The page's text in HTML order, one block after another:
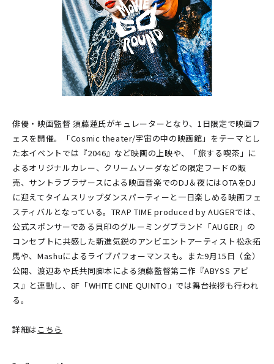
俳優・映画監督 須藤蓮氏がキュレーターとなり、1日限定で映画フ
ェスを開催。「Cosmic theater/宇宙の中の映画館」をテーマとし
た本イベントでは『2046』など映画の上映や、「旅する喫茶」に
よるオリジナルカレー、クリームソーダなどの限定フードの販
売、サントラブラザースによる映画音楽でのDJ＆夜にはOTAをDJ
に迎えてタイムスリップダンスパーティーと一日楽しめる映画フェ
スティバルとなっている。TRAP TIME produced by AUGERでは、
公式スポンサーである貝印のグルーミングブランド「AUGER」の
コンセプトに共感した新進気鋭のアンビエントアーティスト松永拓
馬や、Mashuによるライブパフォーマンスも。また9月15日（金）
公開、渡辺あや氏共同脚本による須藤監督第二作『ABYSS アビ
ス』と連動し、8F「WHITE CINE QUINTO」では舞台挨拶も行われ
る。
詳細は こちら